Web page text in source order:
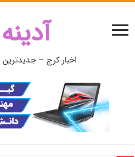
اخبار کرج – جدیدترین